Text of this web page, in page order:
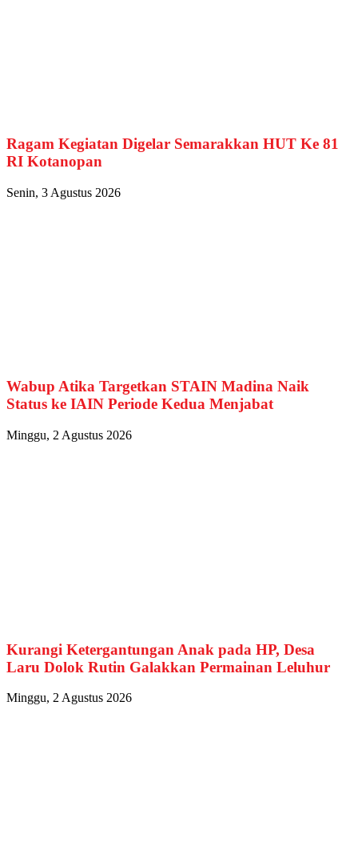
Ragam Kegiatan Digelar Semarakkan HUT Ke 81
RI Kotanopan
Senin, 3 Agustus 2026
Wabup Atika Targetkan STAIN Madina Naik
Status ke IAIN Periode Kedua Menjabat
Minggu, 2 Agustus 2026
Kurangi Ketergantungan Anak pada HP, Desa
Laru Dolok Rutin Galakkan Permainan Leluhur
Minggu, 2 Agustus 2026